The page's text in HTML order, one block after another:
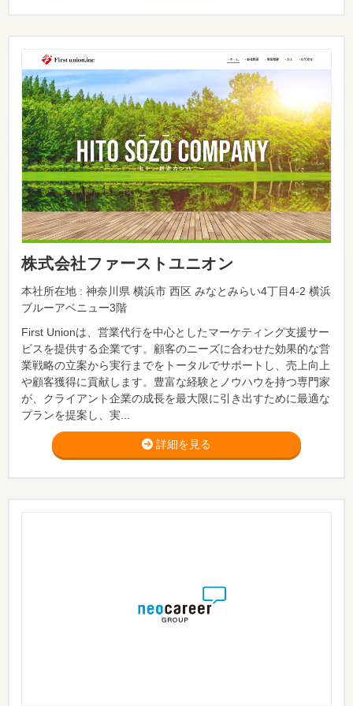
株式会社ファーストユニオン
本社所在地 : 神奈川県 横浜市 西区 みなとみらい4丁目4-2 横浜
ブルーアベニュー3階
First Unionは、営業代行を中心としたマーケティング支援サー
ビスを提供する企業です。顧客のニーズに合わせた効果的な営
業戦略の立案から実行までをトータルでサポートし、売上向上
や顧客獲得に貢献します。豊富な経験とノウハウを持つ専門家
が、クライアント企業の成長を最大限に引き出すために最適な
プランを提案し、実...
詳細を見る